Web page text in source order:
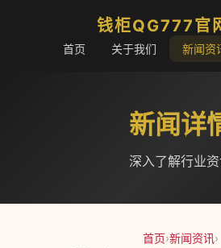
钱柜QG777官
首页 关于我们 新闻资
新闻详
深入了解行业
首页›新闻资讯›